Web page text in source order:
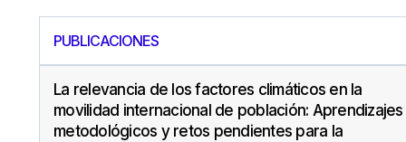
PUBLICACIONES
La relevancia de los factores climáticos en la
movilidad internacional de población: Aprendizajes
metodológicos y retos pendientes para la